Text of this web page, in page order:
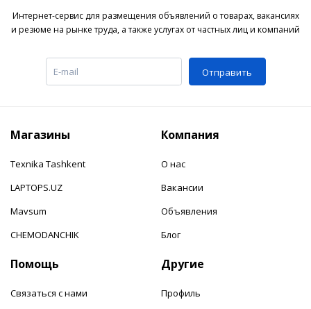
Интернет-сервис для размещения объявлений о товарах, вакансиях
и резюме на рынке труда, а также услугах от частных лиц и компаний
Отправить
Магазины
Texnika Tashkent
LAPTOPS.UZ
Mavsum
CHEMODANCHIK
Компания
О нас
Вакансии
Объявления
Блог
Помощь
Связаться с нами
Другие
Профиль